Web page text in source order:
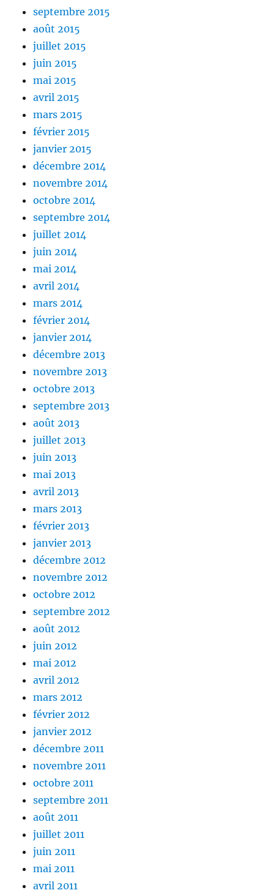
septembre 2015
août 2015
juillet 2015
juin 2015
mai 2015
avril 2015
mars 2015
février 2015
janvier 2015
décembre 2014
novembre 2014
octobre 2014
septembre 2014
juillet 2014
juin 2014
mai 2014
avril 2014
mars 2014
février 2014
janvier 2014
décembre 2013
novembre 2013
octobre 2013
septembre 2013
août 2013
juillet 2013
juin 2013
mai 2013
avril 2013
mars 2013
février 2013
janvier 2013
décembre 2012
novembre 2012
octobre 2012
septembre 2012
août 2012
juin 2012
mai 2012
avril 2012
mars 2012
février 2012
janvier 2012
décembre 2011
novembre 2011
octobre 2011
septembre 2011
août 2011
juillet 2011
juin 2011
mai 2011
avril 2011